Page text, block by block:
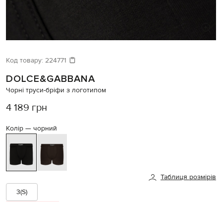
Код товару: 224771
DOLCE&GABBANA
Чорні труси-бріфи з логотипом
4 189 грн
Колір — чорний
Таблиця розмірів
3(S)